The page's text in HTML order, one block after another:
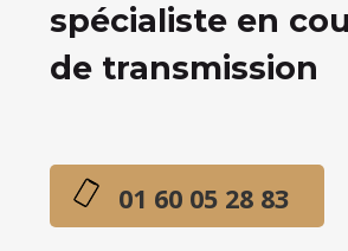
spécialiste en
de transmission
01 60 05 28 83